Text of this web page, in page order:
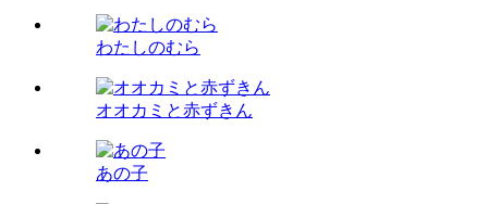
わたしのむら
オオカミと赤ずきん
あの子